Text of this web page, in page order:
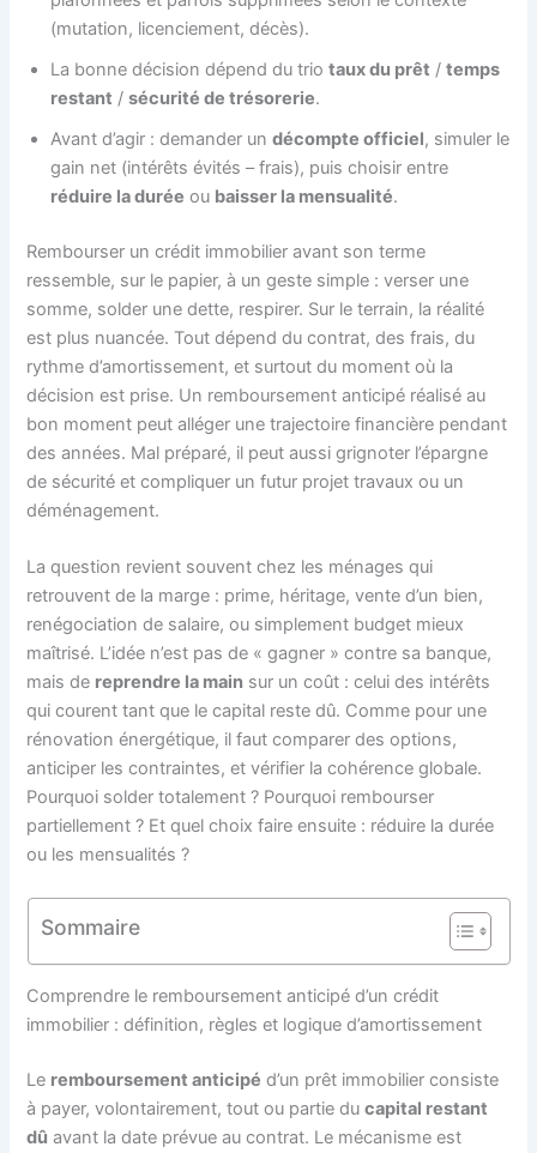
(mutation, licenciement, décès).
La bonne décision dépend du triotaux du prêt /temps
restant /sécurité de trésorerie.
Avant d’agir : demander undécompte officiel, simuler le
gain net (intérêts évités – frais), puis choisir entre
réduire la durée ou baisser la mensualité.
Rembourser un crédit immobilier avant son terme
ressemble, sur le papier, à un geste simple : verser une
somme, solder une dette, respirer. Sur le terrain, la réalité
est plus nuancée. Tout dépend du contrat, des frais, du
rythme d’amortissement, et surtout du moment où la
décision est prise. Un remboursement anticipé réalisé au
bon moment peut alléger une trajectoire financière pendant
des années. Mal préparé, il peut aussi grignoter l’épargne
de sécurité et compliquer un futur projet travaux ou un
déménagement.
La question revient souvent chez les ménages qui
retrouvent de la marge : prime, héritage, vente d’un bien,
renégociation de salaire, ou simplement budget mieux
maîtrisé. L’idée n’est pas de « gagner » contre sa banque,
mais de reprendre la main sur un coût : celui des intérêts
qui courent tant que le capital reste dû. Comme pour une
rénovation énergétique, il faut comparer des options,
anticiper les contraintes, et vérifier la cohérence globale.
Pourquoi solder totalement ? Pourquoi rembourser
partiellement ? Et quel choix faire ensuite : réduire la durée
ou les mensualités ?
Sommaire
Comprendre le remboursement anticipé d’un crédit
immobilier : définition, règles et logique d’amortissement
Le remboursement anticipé d’un prêt immobilier consiste
à payer, volontairement, tout ou partie ducapital restant
dû avant la date prévue au contrat. Le mécanisme est